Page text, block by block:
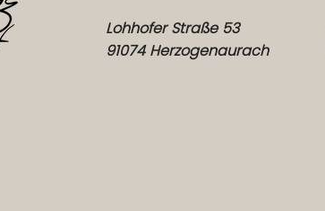
Lohhofer Straße 53
91074 Herzogenaurach